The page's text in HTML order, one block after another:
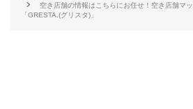
空き店舗の情報はこちらにお任せ！空き店舗マ
「GRESTA.(グリスタ)」